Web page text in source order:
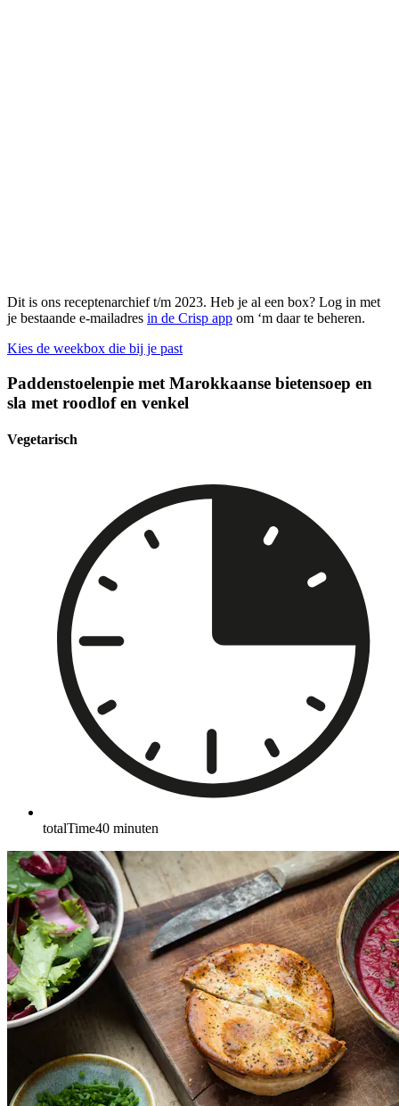
Dit is ons receptenarchief t/m 2023. Heb je al een box? Log in met
je bestaande e-mailadres in de Crisp app om ‘m daar te beheren.
Kies de weekbox die bij je past
Paddenstoelenpie met Marokkaanse bietensoep en
sla met roodlof en venkel
Vegetarisch
totalTime40 minuten